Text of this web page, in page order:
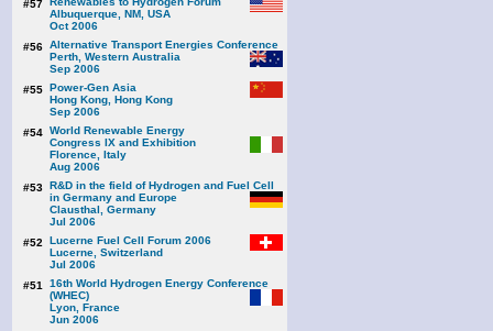
#57
Albuquerque, NM, USA
Oct 2006
#56 Alternative Transport Energies Conference
Perth, Western Australia
Sep 2006
#55 Power-Gen Asia
Hong Kong, Hong Kong
Sep 2006
#54 World Renewable Energy
Congress IX and Exhibition
Florence, Italy
Aug 2006
#53 R&D in the field of Hydrogen and Fuel Cell
in Germany and Europe
Clausthal, Germany
Jul 2006
#52
Lucerne Fuel Cell Forum 2006
Lucerne, Switzerland
Jul 2006
#51
16th World Hydrogen Energy Conference
(WHEC)
Lyon, France
Jun 2006